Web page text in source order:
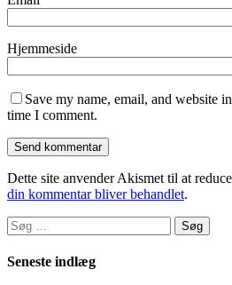
Hjemmeside
Save my name, email, and website
time I comment.
Dette site anvender Akismet til at
din kommentar bliver behandlet.
Søg
efter:
Seneste indlæg